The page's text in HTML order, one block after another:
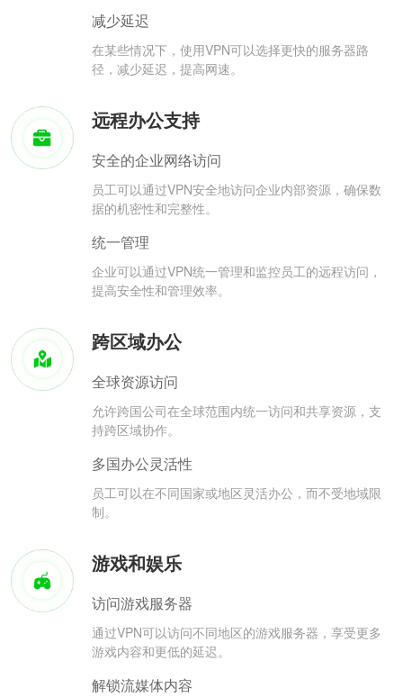
减少延迟
在某些情况下，使用VPN可以选择更快的服务器路
径，减少延迟，提高网速。
远程办公支持
安全的企业网络访问
员工可以通过VPN安全地访问企业内部资源，确保数
据的机密性和完整性。
统一管理
企业可以通过VPN统一管理和监控员工的远程访问，
提高安全性和管理效率。
跨区域办公
全球资源访问
允许跨国公司在全球范围内统一访问和共享资源，支
持跨区域协作。
多国办公灵活性
员工可以在不同国家或地区灵活办公，而不受地域限
制。
游戏和娱乐
访问游戏服务器
通过VPN可以访问不同地区的游戏服务器，享受更多
游戏内容和更低的延迟。
解锁流媒体内容